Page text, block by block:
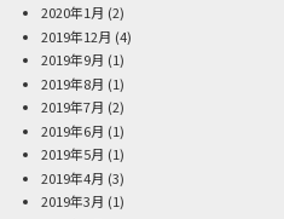
2020年1月 (2)
2019年12月 (4)
2019年9月 (1)
2019年8月 (1)
2019年7月 (2)
2019年6月 (1)
2019年5月 (1)
2019年4月 (3)
2019年3月 (1)